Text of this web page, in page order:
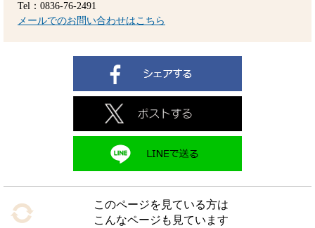
Tel：0836-76-2491
メールでのお問い合わせはこちら
このページを見ている方は
こんなページも見ています